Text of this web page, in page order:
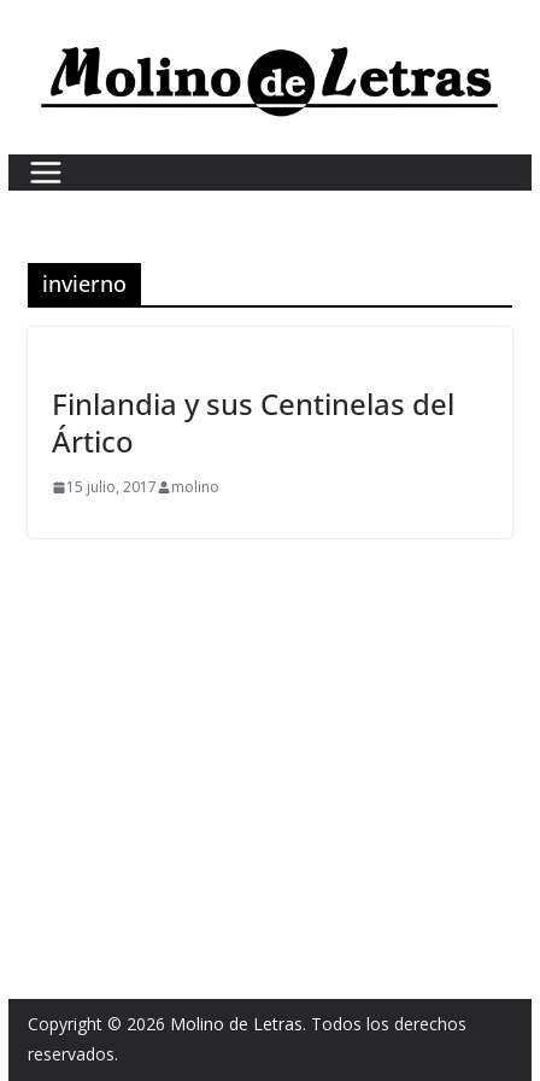
content
invierno
Finlandia y sus Centinelas del
Ártico
15 julio, 2017 molino
Copyright © 2026 Molino de Letras. Todos los derechos
reservados.